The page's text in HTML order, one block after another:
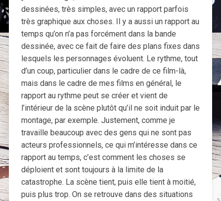
dessinées, très simples, avec un rapport parfois
très graphique aux choses. Il y a aussi un rapport au
temps qu’on n’a pas forcément dans la bande
dessinée, avec ce fait de faire des plans fixes dans
lesquels les personnages évoluent. Le rythme, tout
d’un coup, particulier dans le cadre de ce film-là,
mais dans le cadre de mes films en général, le
rapport au rythme peut se créer et vient de
l’intérieur de la scène plutôt qu’il ne soit induit par le
montage, par exemple. Justement, comme je
travaille beaucoup avec des gens qui ne sont pas
acteurs professionnels, ce qui m’intéresse dans ce
rapport au temps, c’est comment les choses se
déploient et sont toujours à la limite de la
catastrophe. La scène tient, puis elle tient à moitié,
puis plus trop. On se retrouve dans des situations